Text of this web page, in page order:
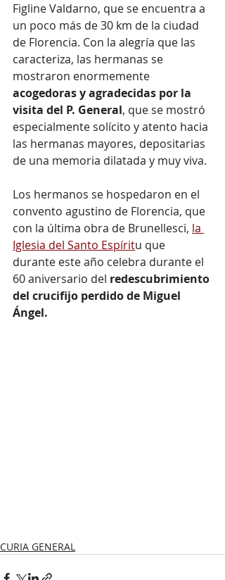
Figline Valdarno, que se encuentra a
un poco más de 30 km de la ciudad
de Florencia. Con la alegría que las
caracteriza, las hermanas se
mostraron enormemente
acogedoras y agradecidas por la
visita del P. General, que se mostró
especialmente solícito y atento hacia
las hermanas mayores, depositarias
de una memoria dilatada y muy viva.
Los hermanos se hospedaron en el
convento agustino de Florencia, que
con la última obra de Brunellesci, la
Iglesia del Santo Espíritu que
durante este año celebra durante el
60 aniversario del redescubrimiento
del crucifijo perdido de Miguel
Ángel.
CURIA GENERAL